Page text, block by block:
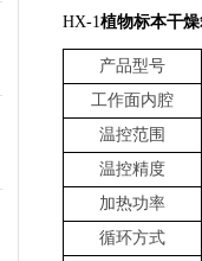
HX-1植物标本干
产品型号
工作面内腔
温控范围
温控精度
加热功率
循环方式